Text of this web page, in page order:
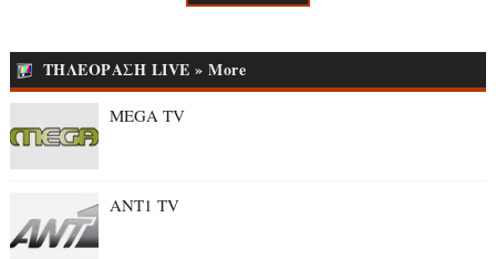
ΤΗΛΕΟΡΑΣΗ LIVE » More
MEGA TV
ANT1 TV